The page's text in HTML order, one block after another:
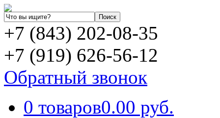
+7 (843) 202-08-35
+7 (919) 626-56-12
Обратный звонок
0 товаров0.00 руб.